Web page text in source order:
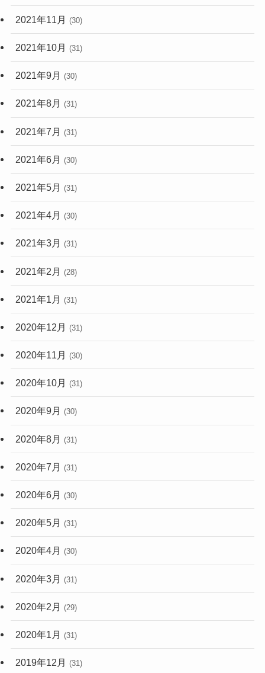
2021年11月 (30)
2021年10月 (31)
2021年9月 (30)
2021年8月 (31)
2021年7月 (31)
2021年6月 (30)
2021年5月 (31)
2021年4月 (30)
2021年3月 (31)
2021年2月 (28)
2021年1月 (31)
2020年12月 (31)
2020年11月 (30)
2020年10月 (31)
2020年9月 (30)
2020年8月 (31)
2020年7月 (31)
2020年6月 (30)
2020年5月 (31)
2020年4月 (30)
2020年3月 (31)
2020年2月 (29)
2020年1月 (31)
2019年12月 (31)